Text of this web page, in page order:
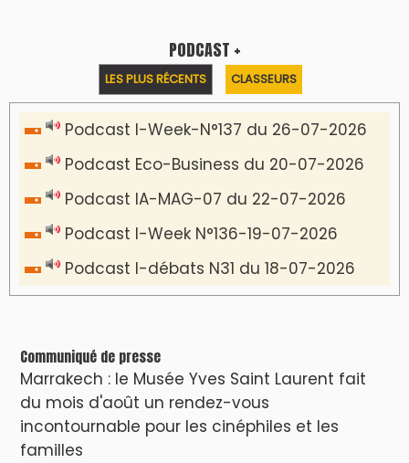
PODCAST +
LES PLUS RÉCENTS CLASSEURS
Podcast I-Week-N°137 du 26-07-2026
Podcast Eco-Business du 20-07-2026
Podcast IA-MAG-07 du 22-07-2026
Podcast I-Week N°136-19-07-2026
Podcast I-débats N31 du 18-07-2026
Communiqué de presse
Marrakech : le Musée Yves Saint Laurent fait
du mois d'août un rendez-vous
incontournable pour les cinéphiles et les
familles